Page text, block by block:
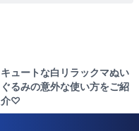
キュートな白リラックマぬい
ぐるみの意外な使い方をご紹
介♡